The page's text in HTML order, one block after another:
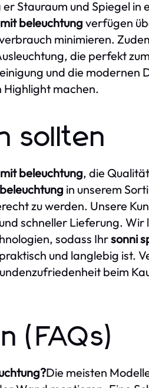
Stauraum und Spiegel in
beleuchtung verfügen
minimieren.
die perfekt
und die modernen
Highlight machen.
sollten
beleuchtung, die
in unserem
zu werden. Unsere
schneller Lieferung. Wir
sodass Ihrsonni
und langlebig ist.
beim
(FAQs)
Die meisten